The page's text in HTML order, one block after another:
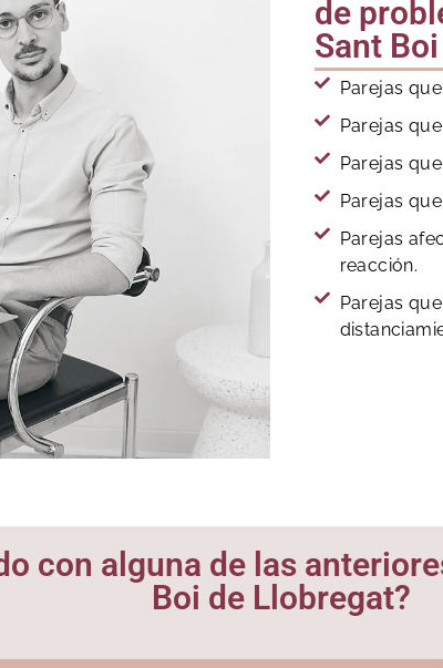
de
Sant
Parejas
Parejas
Parejas
Parejas
Parejas
reacción.
Parejas
con alguna de las
Boi de Llobregat?